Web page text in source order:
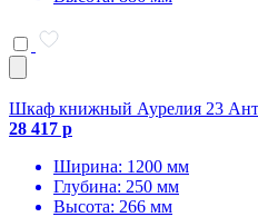
Шкаф книжный Аурелия 23
28 417 р
Ширина: 1200 мм
Глубина: 250 мм
Высота: 266 мм